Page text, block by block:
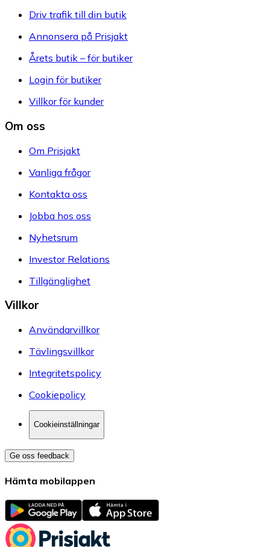
Driv trafik till din butik
Annonsera på Prisjakt
Årets butik – för butiker
Login för butiker
Villkor för kunder
Om oss
Om Prisjakt
Vanliga frågor
Kontakta oss
Jobba hos oss
Nyhetsrum
Investor Relations
Tillgänglighet
Villkor
Användarvillkor
Tävlingsvillkor
Integritetspolicy
Cookiepolicy
Cookieinställningar
Ge oss feedback
Hämta mobilappen